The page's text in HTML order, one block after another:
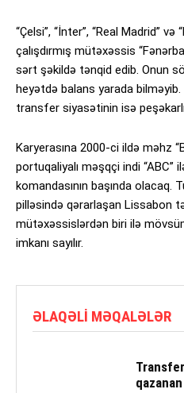
“Çelsi”, “İnter”, “Real Madrid”
çalışdırmış mütəxəssis
sərt şəkildə tənqid edib. Onun
heyətdə balans yarada bilməyib.
transfer siyasətinin isə
Karyerasına 2000-ci ildə məhz
portuqaliyalı məşqçi indi “ABC”
komandasının başında olacaq.
pilləsində qərarlaşan Lissabon
mütəxəssislərdən biri ilə
imkanı sayılır.
ƏLAQƏLI MƏQALƏLƏR